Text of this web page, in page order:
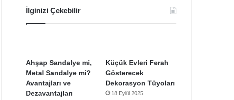
İlginizi Çekebilir
Ahşap Sandalye mi,
Metal Sandalye mi?
Avantajları ve
Dezavantajları
Küçük Evleri Ferah
Gösterecek
Dekorasyon Tüyoları
18 Eylül 2025